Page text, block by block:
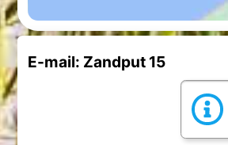
E-mail: Zandput 15